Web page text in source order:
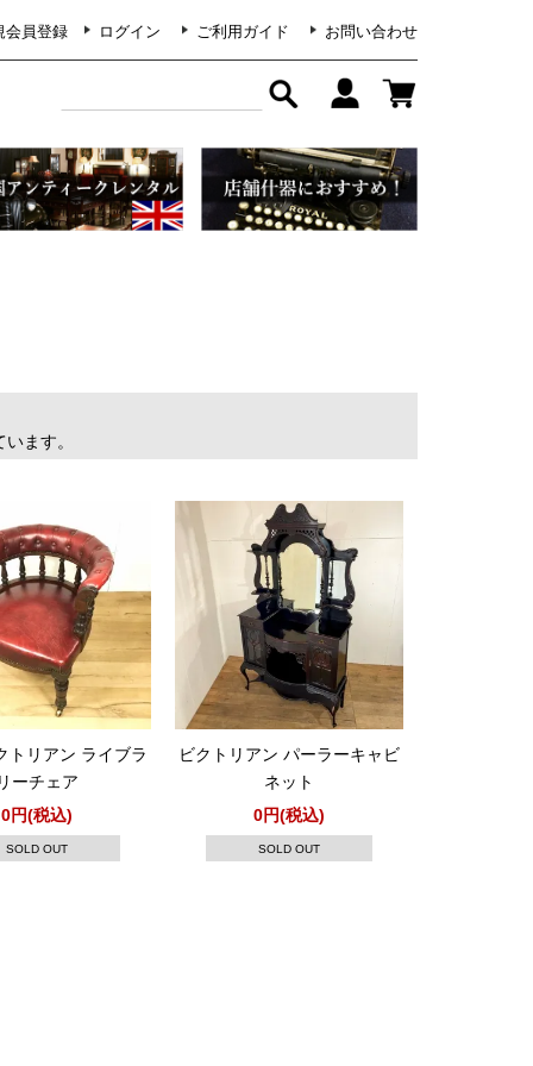
会員登録 ログイン ご利用ガイド お問い合わせ
ます。
トリアン ライブラ
リーチェア
0円(税込)
SOLD OUT
ビクトリアン パーラーキャビ
ネット
0円(税込)
SOLD OUT